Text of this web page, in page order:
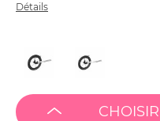
Détails